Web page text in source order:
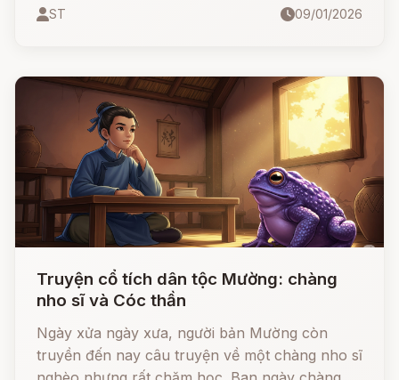
con nước dữ. Chỉ nghe một lần là người ta nhớ
ST 09/01/2026
Truyện cổ tích dân tộc Mường: chàng
nho sĩ và Cóc thần
Ngày xửa ngày xưa, người bản Mường còn
truyền đến nay câu truyện về một chàng nho sĩ